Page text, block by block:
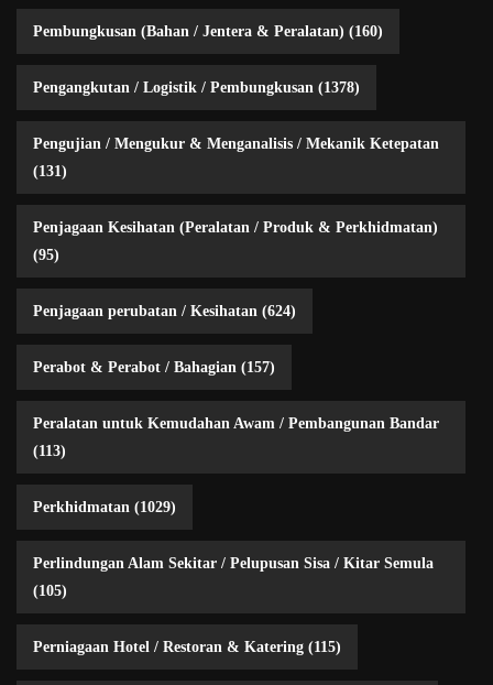
Pembungkusan (Bahan / Jentera & Peralatan) (160)
Pengangkutan / Logistik / Pembungkusan (1378)
Pengujian / Mengukur & Menganalisis / Mekanik Ketepatan
(131)
Penjagaan Kesihatan (Peralatan / Produk & Perkhidmatan)
(95)
Penjagaan perubatan / Kesihatan (624)
Perabot & Perabot / Bahagian (157)
Peralatan untuk Kemudahan Awam / Pembangunan Bandar
(113)
Perkhidmatan (1029)
Perlindungan Alam Sekitar / Pelupusan Sisa / Kitar Semula
(105)
Perniagaan Hotel / Restoran & Katering (115)